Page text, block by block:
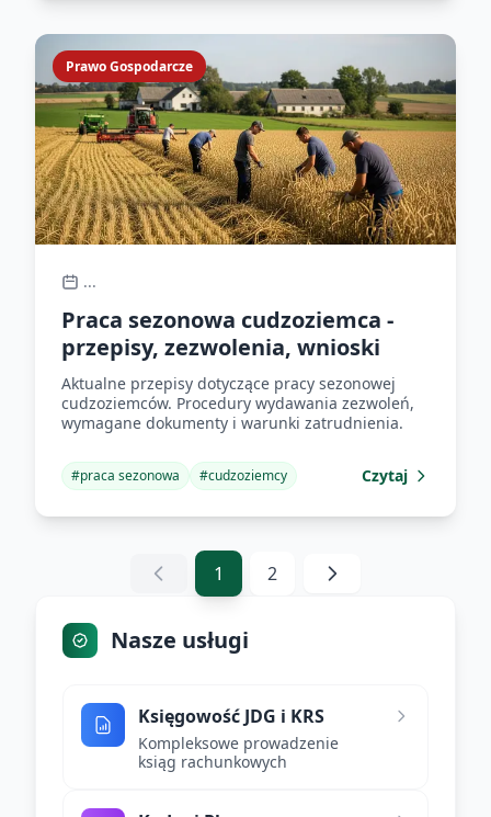
Prawo Gospodarcze
...
Praca sezonowa cudzoziemca -
przepisy, zezwolenia, wnioski
Aktualne przepisy dotyczące pracy sezonowej
cudzoziemców. Procedury wydawania zezwoleń,
wymagane dokumenty i warunki zatrudnienia.
#praca sezonowa #cudzoziemcy Czytaj
1 2
Nasze usługi
Księgowość JDG i KRS
Kompleksowe prowadzenie
ksiąg rachunkowych